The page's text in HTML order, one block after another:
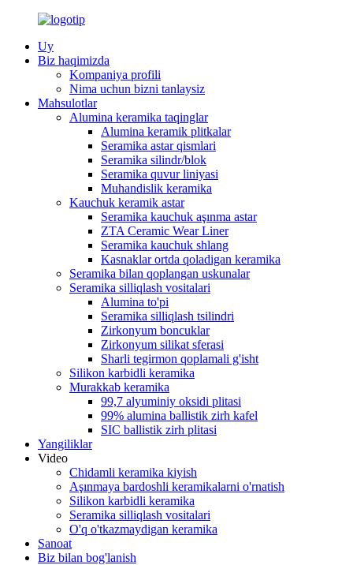
Uy
Biz haqimizda
Kompaniya profili
Nima uchun bizni tanlaysiz
Mahsulotlar
Alumina keramika taqinglar
Alumina keramik plitkalar
Seramika astar qismlari
Seramika silindr/blok
Seramika quvur liniyasi
Muhandislik keramika
Kauchuk keramik astar
Seramika kauchuk aşınma astar
ZTA Ceramic Wear Liner
Seramika kauchuk shlang
Kasnaklar ortda qoladigan keramika
Seramika bilan qoplangan uskunalar
Seramika silliqlash vositalari
Alumina to'pi
Seramika silliqlash tsilindri
Zirkonyum boncuklar
Zirkonyum silikat sferasi
Sharli tegirmon qoplamali g'isht
Silikon karbidli keramika
Murakkab keramika
99,7 alyuminiy oksidi plitasi
99% alumina ballistik zirh kafel
SIC ballistik zirh plitasi
Yangiliklar
Video
Chidamli keramika kiyish
Aşınmaya bardoshli keramikalarni o'rnatish
Silikon karbidli keramika
Seramika silliqlash vositalari
O'q o'tkazmaydigan keramika
Sanoat
Biz bilan bog'lanish